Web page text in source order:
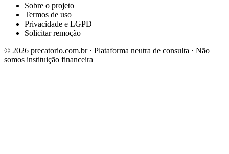
Sobre o projeto
Termos de uso
Privacidade e LGPD
Solicitar remoção
© 2026 precatorio.com.br · Plataforma neutra de consulta · Não
somos instituição financeira